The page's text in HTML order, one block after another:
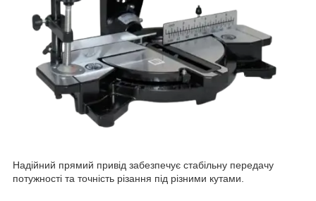
Надійний прямий привід забезпечує стабільну передачу
потужності та точність різання під різними кутами.